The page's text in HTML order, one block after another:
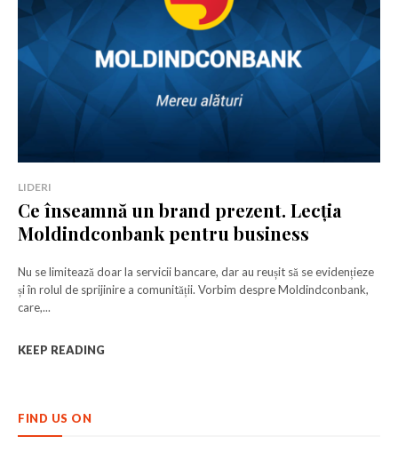
LIDERI
Ce înseamnă un brand prezent. Lecția
Moldindconbank pentru business
Nu se limitează doar la servicii bancare, dar au reușit să se evidențieze
și în rolul de sprijinire a comunității. Vorbim despre Moldindconbank,
care,...
KEEP READING
FIND US ON